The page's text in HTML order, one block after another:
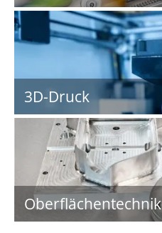
3D-Druck
Oberflächentechnik